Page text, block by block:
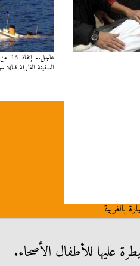
بالغربية
السفينة الغارقة قبالة
عليها للأطفال الأصحاء.